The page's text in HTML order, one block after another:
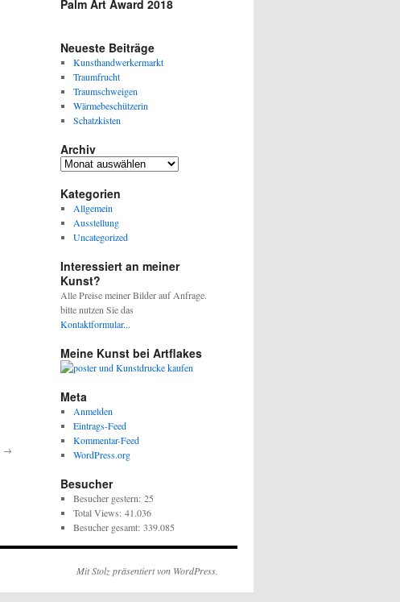
→
Palm Art Award 2018
Neueste Beiträge
Kunsthandwerkermarkt
Traumfrucht
Traumschweigen
Wärmebeschützerin
Schatzkisten
Archiv
Archiv
Kategorien
Allgemein
Ausstellung
Uncategorized
Interessiert an meiner
Kunst?
Alle Preise meiner Bilder auf Anfrage.
bitte nutzen Sie das
Kontaktformular...
Meine Kunst bei Artflakes
Meta
Anmelden
Eintrags-Feed
Kommentar-Feed
WordPress.org
Besucher
Besucher gestern: 25
Total Views: 41.036
Besucher gesamt: 339.085
Mit Stolz präsentiert von WordPress.